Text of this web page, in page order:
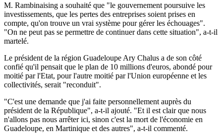
M. Rambinaising a souhaité que "le gouvernement poursuive les
investissements, que les pertes des entreprises soient prises en
compte, qu'on trouve un vrai système pour gérer les échouages".
"On ne peut pas se permettre de continuer dans cette situation", a-t-il
martelé.
Le président de la région Guadeloupe Ary Chalus a de son côté
confié qu'il pensait que le plan de 10 millions d'euros, abondé pour
moitié par l'Etat, pour l'autre moitié par l'Union européenne et les
collectivités, serait "reconduit".
"C'est une demande que j'ai faite personnellement auprès du
président de la République", a-t-il ajouté. "Et il est clair que nous
n'allons pas nous arrêter ici, sinon c'est la mort de l'économie en
Guadeloupe, en Martinique et des autres", a-t-il commenté.